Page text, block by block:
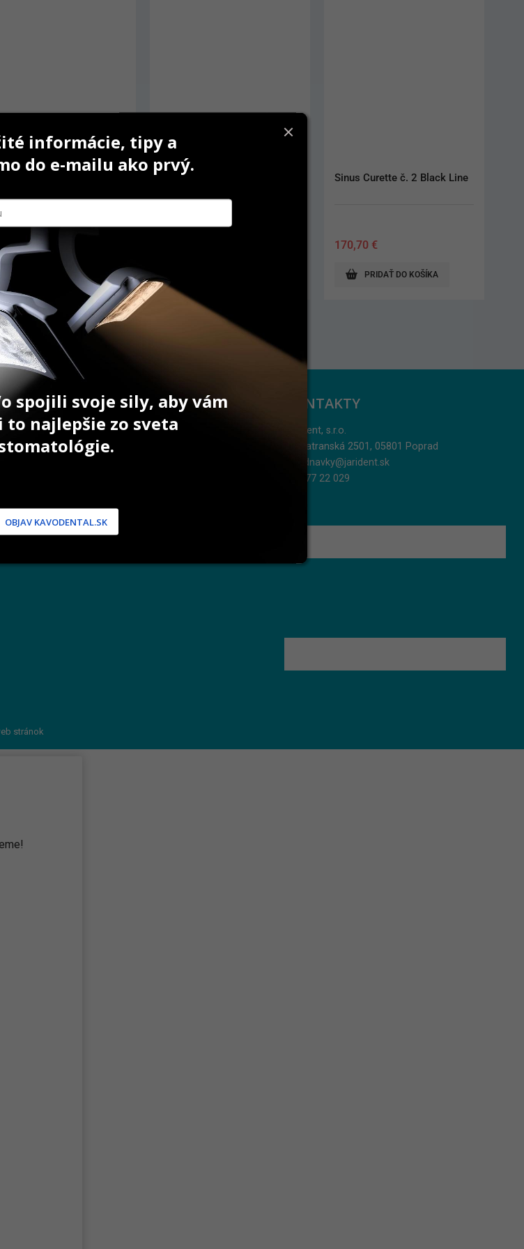
cm
€
PRIDAŤ DO KOŠÍKA
Kliešte Hu-Friedy 46L Silver Sinus Curette č. 2 Black Line
170,70 €
PRIDAŤ DO KOŠÍKA
PODPORA
Doprava a platba
Reklamácie
KONTAKTY
Jarident, s.r.o.
Podtatranská 2501, 05801 Poprad
objednavky@jarident.sk
052/77 22 029
stránok
informácie, tipy a
do e-mailu ako prvý.
spojili svoje sily, aby vám
najlepšie zo sveta
OBJAV KAVODENTAL.SK